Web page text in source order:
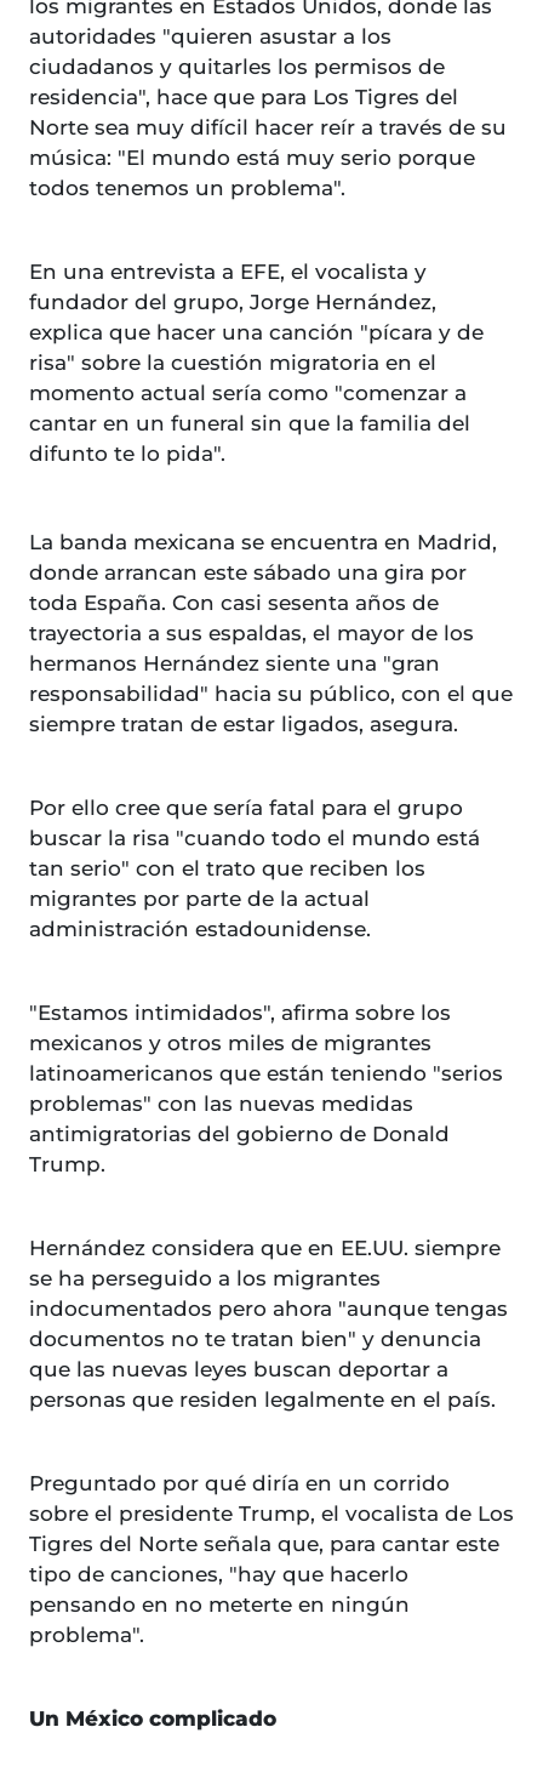
los migrantes en Estados Unidos, donde las
autoridades "quieren asustar a los
ciudadanos y quitarles los permisos de
residencia", hace que para Los Tigres del
Norte sea muy difícil hacer reír a través de su
música: "El mundo está muy serio porque
todos tenemos un problema".
En una entrevista a EFE, el vocalista y
fundador del grupo, Jorge Hernández,
explica que hacer una canción "pícara y de
risa" sobre la cuestión migratoria en el
momento actual sería como "comenzar a
cantar en un funeral sin que la familia del
difunto te lo pida".
La banda mexicana se encuentra en Madrid,
donde arrancan este sábado una gira por
toda España. Con casi sesenta años de
trayectoria a sus espaldas, el mayor de los
hermanos Hernández siente una "gran
responsabilidad" hacia su público, con el que
siempre tratan de estar ligados, asegura.
Por ello cree que sería fatal para el grupo
buscar la risa "cuando todo el mundo está
tan serio" con el trato que reciben los
migrantes por parte de la actual
administración estadounidense.
"Estamos intimidados", afirma sobre los
mexicanos y otros miles de migrantes
latinoamericanos que están teniendo "serios
problemas" con las nuevas medidas
antimigratorias del gobierno de Donald
Trump.
Hernández considera que en EE.UU. siempre
se ha perseguido a los migrantes
indocumentados pero ahora "aunque tengas
documentos no te tratan bien" y denuncia
que las nuevas leyes buscan deportar a
personas que residen legalmente en el país.
Preguntado por qué diría en un corrido
sobre el presidente Trump, el vocalista de Los
Tigres del Norte señala que, para cantar este
tipo de canciones, "hay que hacerlo
pensando en no meterte en ningún
problema".
Un México complicado